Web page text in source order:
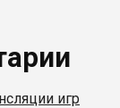
игр